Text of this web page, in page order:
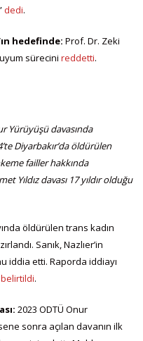
dedi.
hedefinde: Prof. Dr. Zeki
sürecini reddetti.
Yürüyüşü davasında
Diyarbakır’da öldürülen
failler hakkında
Yıldız davası 17 yıldır olduğu
öldürülen trans kadın
Sanık, Nazlıer’in
iddia etti. Raporda iddiayı
belirtildi.
2023 ODTÜ Onur
sonra açılan davanın ilk